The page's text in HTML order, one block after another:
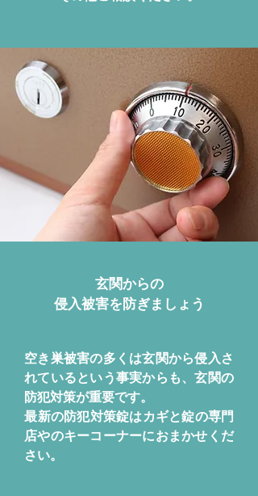
玄関からの
侵入被害を防ぎましょう
空き巣被害の多くは玄関から侵入さ
れているという事実からも、玄関の
防犯対策が重要です。
​最新の防犯対策錠はカギと錠の専門
店やのキーコーナーにおまかせくだ
さい。